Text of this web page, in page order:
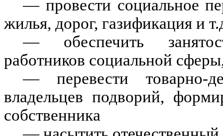
— провести социальное
жилья, дорог, газификация и
— обеспечить
работников социальной
— перевести товарно-
владельцев подворий,
собственника